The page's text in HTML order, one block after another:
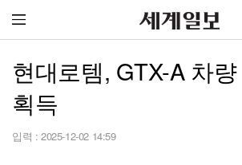
현대로템, GTX-A 차
획득
입력 : 2025-12-02 14:59